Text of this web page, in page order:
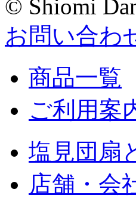
© Shiomi
お問い合わ
商品一覧
ご利用案
塩見団扇
店舗・会